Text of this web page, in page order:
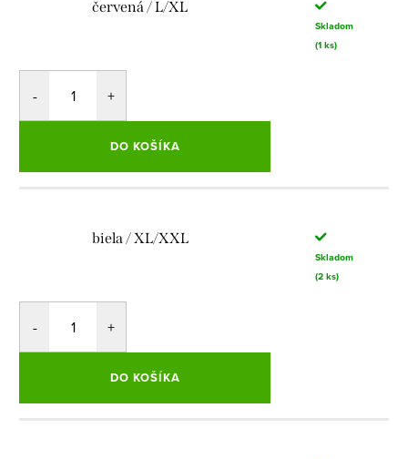
červená / L/XL
Skladom
(1 ks)
DO KOŠÍKA
biela / XL/XXL
Skladom
(2 ks)
DO KOŠÍKA